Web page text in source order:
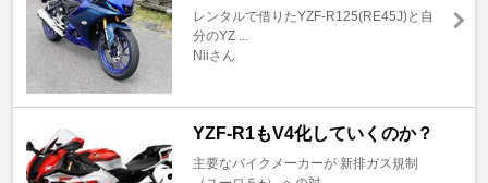
レンタルで借りたYZF-R125(RE45J)と自
分のYZ ...
Niiさん
YZF-R1もV4化していくのか？
主要なバイクメーカーが 新排ガス規制